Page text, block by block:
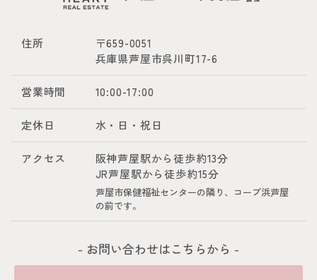
住所
〒659-0051
兵庫県芦屋市呉川町17-6
営業時間 10:00-17:00
定休日 水・日・祝日
アクセス
阪神芦屋駅から徒歩約13分
JR芦屋駅から徒歩約15分
芦屋市保健福祉センターの隣り、コープ浜芦屋
の前です。
- お問い合わせはこちらから -